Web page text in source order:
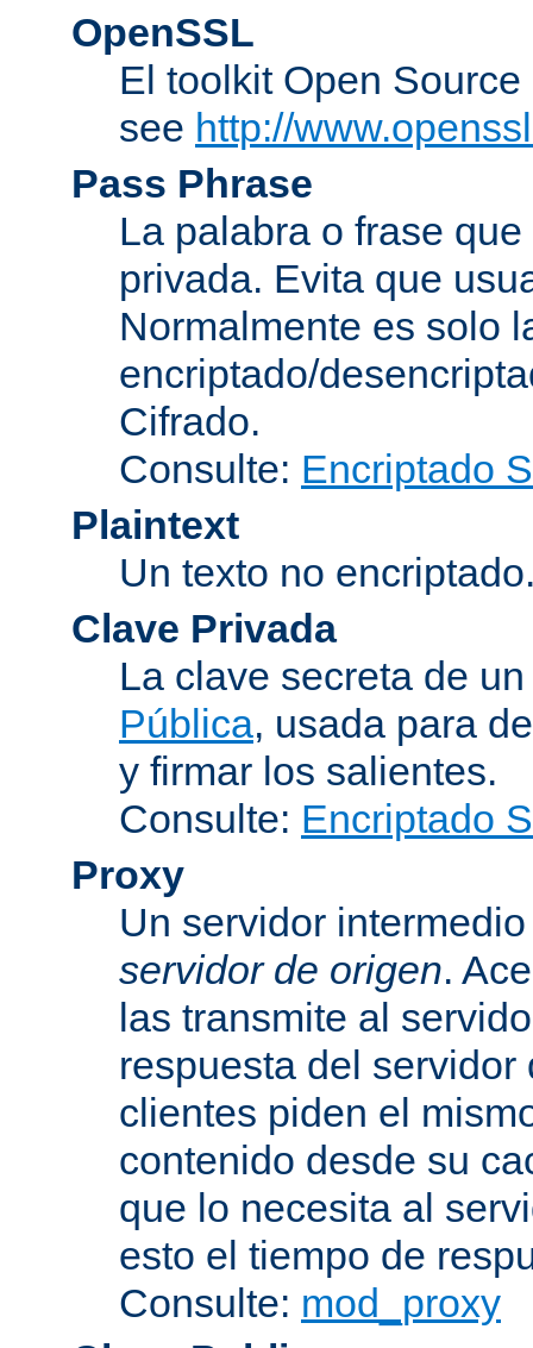
OpenSSL
El toolkit Open
see http://
Pass Phrase
La palabra o frase
privada. Evita que
Normalmente es solo
encriptado/
Cifrado.
Consulte: Encriptado
Plaintext
Un texto no
Clave Privada
La clave secreta de
Pública, usada para
y firmar los salientes.
Consulte: Encriptado
Proxy
Un servidor
servidor de origen.
las transmite al
respuesta del
clientes piden el
contenido desde su
que lo necesita al
esto el tiempo de
Consulte: mod_proxy